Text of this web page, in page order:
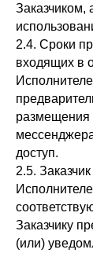
Заказчиком,
2.4. Сроки
входящих в
размещения
доступ.
2.5.
Заказчику
(или)